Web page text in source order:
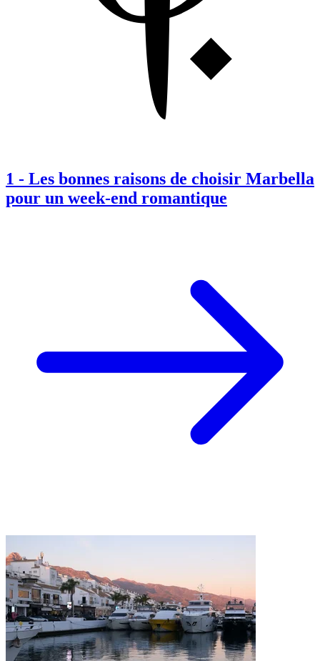
1 - Les bonnes raisons de choisir Marbella
pour un week-end romantique